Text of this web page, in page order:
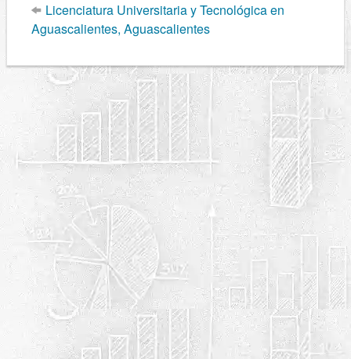
Licenciatura Universitaria y Tecnológica en
Aguascalientes, Aguascalientes